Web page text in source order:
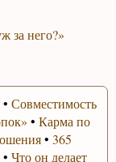
за него?»
• Совместимость
• Карма по
•365
• Что он делает